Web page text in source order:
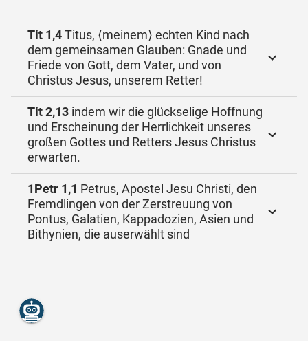
Tit 1,4Titus, ⟨meinem⟩ echten Kind nach
dem gemeinsamen Glauben: Gnade und
Friede von Gott, dem Vater, und von
Christus Jesus, unserem Retter!
Tit 2,13 indem wir die glückselige Hoffnung
und Erscheinung der Herrlichkeit unseres
großen Gottes und Retters Jesus Christus
erwarten.
1Petr 1,1 Petrus, Apostel Jesu Christi, den
Fremdlingen von der Zerstreuung von
Pontus, Galatien, Kappadozien, Asien und
Bithynien, die auserwählt sind